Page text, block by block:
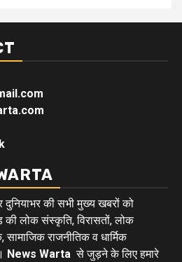
दुनियाभर की सभी मुख्य खबरों को
की लोक संस्कृति, विरासतों, लोक
राजनीतिक व धार्मिक
News Warta से जुड़ने के लिए हमारे